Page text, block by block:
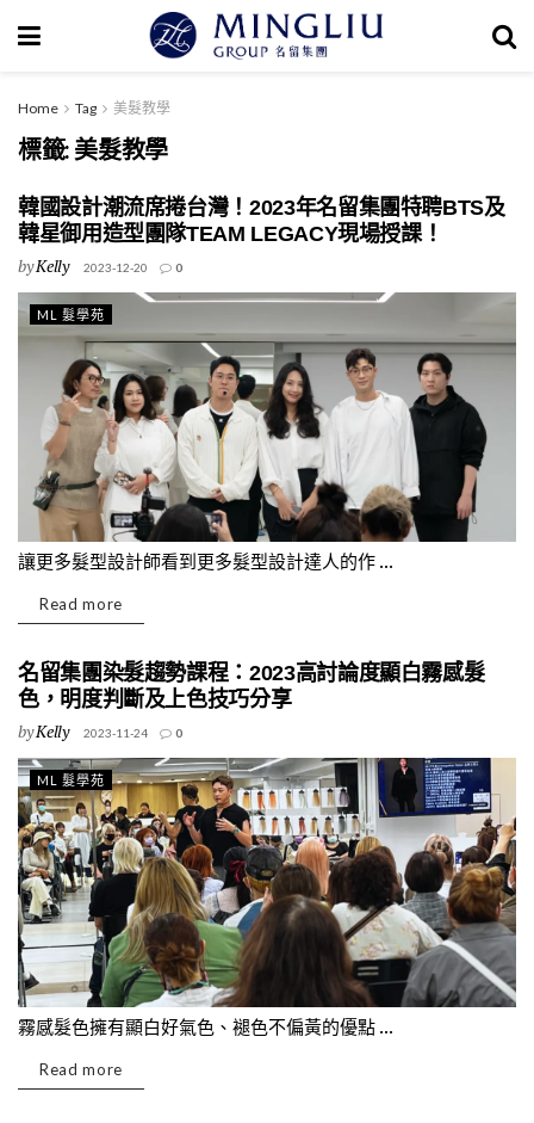
Home Tag 美髮教學
標籤: 美髮教學
韓國設計潮流席捲台灣！2023年名留集團特聘BTS及
韓星御用造型團隊TEAM LEGACY現場授課！
byKelly 2023-12-20 0
ML 髮學苑
讓更多髮型設計師看到更多髮型設計達人的作 ...
Read more
名留集團染髮趨勢課程：2023高討論度顯白霧感髮
色，明度判斷及上色技巧分享
byKelly 2023-11-24 0
ML 髮學苑
霧感髮色擁有顯白好氣色、褪色不偏黃的優點 ...
Read more